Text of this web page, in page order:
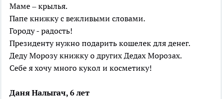
Маме – крылья.
Папе книжку с вежливыми словами.
Городу - радость!
Президенту нужно подарить кошелек для денег.
Деду Морозу книжку о других Дедах Морозах.
Себе я хочу много кукол и косметику!
Даня Налыгач, 6 лет